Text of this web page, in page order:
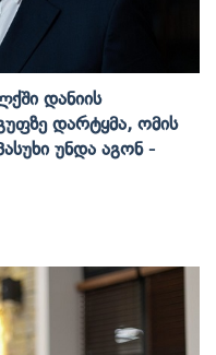
Დანიის
Დარტყმა, Ომის
Უნდა Აგონ -